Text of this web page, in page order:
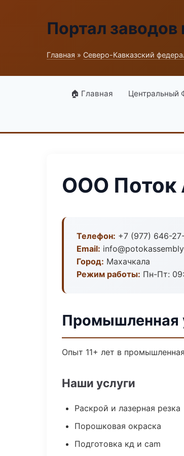
Портал
Главная » Северо-Кавказский
🏠 Главная Центральный
ООО Поток
Телефон: +7 (977) 646-
Email:
Город: Махачкала
Режим работы: Пн-Пт:
Промышленная
Опыт 11+ лет в
Наши услуги
Раскрой и лазерная резка
Порошковая окраска
Подготовка кд и cam